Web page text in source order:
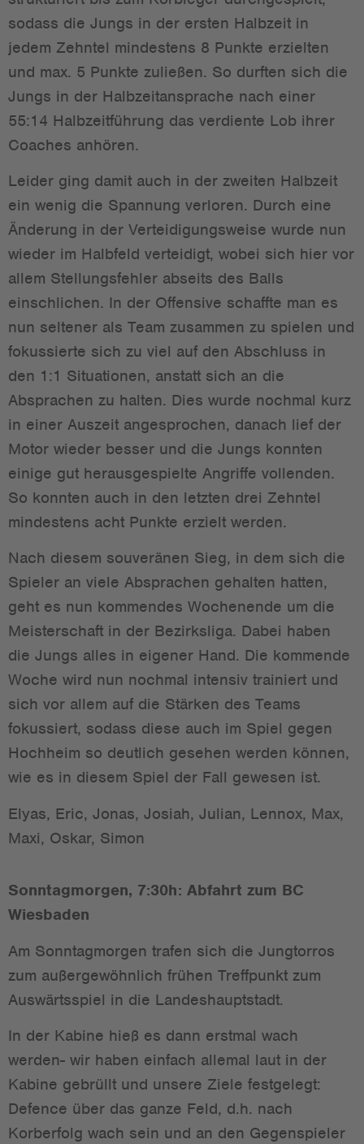
sodass die Jungs in der ersten Halbzeit in
jedem Zehntel mindestens 8 Punkte erzielten
und max. 5 Punkte zuließen. So durften sich die
Jungs in der Halbzeitansprache nach einer
55:14 Halbzeitführung das verdiente Lob ihrer
Coaches anhören.
Leider ging damit auch in der zweiten Halbzeit
ein wenig die Spannung verloren. Durch eine
Änderung in der Verteidigungsweise wurde nun
wieder im Halbfeld verteidigt, wobei sich hier vor
allem Stellungsfehler abseits des Balls
einschlichen. In der Offensive schaffte man es
nun seltener als Team zusammen zu spielen und
fokussierte sich zu viel auf den Abschluss in
den 1:1 Situationen, anstatt sich an die
Absprachen zu halten. Dies wurde nochmal kurz
in einer Auszeit angesprochen, danach lief der
Motor wieder besser und die Jungs konnten
einige gut herausgespielte Angriffe vollenden.
So konnten auch in den letzten drei Zehntel
mindestens acht Punkte erzielt werden.
Nach diesem souveränen Sieg, in dem sich die
Spieler an viele Absprachen gehalten hatten,
geht es nun kommendes Wochenende um die
Meisterschaft in der Bezirksliga. Dabei haben
die Jungs alles in eigener Hand. Die kommende
Woche wird nun nochmal intensiv trainiert und
sich vor allem auf die Stärken des Teams
fokussiert, sodass diese auch im Spiel gegen
Hochheim so deutlich gesehen werden können,
wie es in diesem Spiel der Fall gewesen ist.
Elyas, Eric, Jonas, Josiah, Julian, Lennox, Max,
Maxi, Oskar, Simon
Sonntagmorgen, 7:30h: Abfahrt zum BC
Wiesbaden
Am Sonntagmorgen trafen sich die Jungtorros
zum außergewöhnlich frühen Treffpunkt zum
Auswärtsspiel in die Landeshauptstadt.
In der Kabine hieß es dann erstmal wach
werden- wir haben einfach allemal laut in der
Kabine gebrüllt und unsere Ziele festgelegt:
Defence über das ganze Feld, d.h. nach
Korberfolg wach sein und an den Gegenspieler